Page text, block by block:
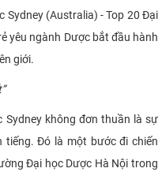
Sydney (Australia) - Top 20 Đại
yêu ngành Dược bắt đầu hành
giới.
không đơn thuần là sự
tiếng. Đó là một bước đi chiến
Đại học Dược Hà Nội trong